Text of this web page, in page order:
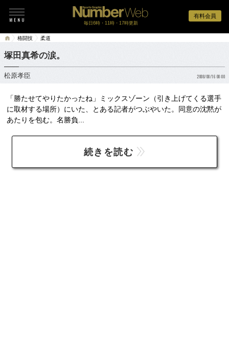
有料会員
毎日6時・11時・17時更新
格闘技 柔道
塚田真希の涙。
松原孝臣 2008/08/16 00:00
「勝たせてやりたかったね」ミックスゾーン（引き上げてくる選手
に取材する場所）にいた、とある記者がつぶやいた。同意の沈黙が
あたりを包む。名勝負...
続きを読む